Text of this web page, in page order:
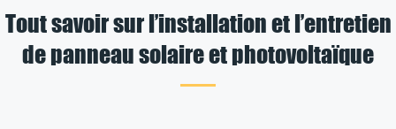
Tout savoir sur l’installation et l’entretien
de panneau solaire et photovoltaïque